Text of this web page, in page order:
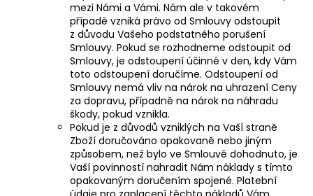
mezi Námi a Vámi. Nám ale v takovém
případě vzniká právo od Smlouvy odstoupit
z důvodu Vašeho podstatného porušení
Smlouvy. Pokud se rozhodneme odstoupit od
Smlouvy, je odstoupení účinné v den, kdy Vám
toto odstoupení doručíme. Odstoupení od
Smlouvy nemá vliv na nárok na uhrazení Ceny
za dopravu, případně na nárok na náhradu
škody, pokud vznikla.
Pokud je z důvodů vzniklých na Vaší straně
Zboží doručováno opakovaně nebo jiným
způsobem, než bylo ve Smlouvě dohodnuto, je
Vaší povinností nahradit Nám náklady s tímto
opakovaným doručením spojené. Platební